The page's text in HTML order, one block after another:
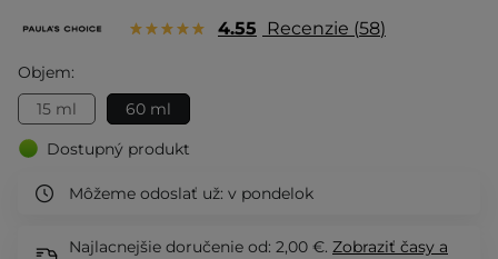
4.55 Recenzie 58
Objem:
15 ml
60 ml
Dostupný produkt
Môžeme odoslať už: v pondelok
Najlacnejšie doručenie od: 2,00 €. Zobraziť časy a